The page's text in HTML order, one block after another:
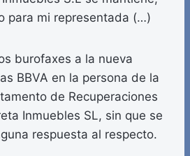
para mi representada (…)
burofaxes a la nueva
BBVA en la persona de la
de Recuperaciones
Inmuebles SL, sin que se
respuesta al respecto.